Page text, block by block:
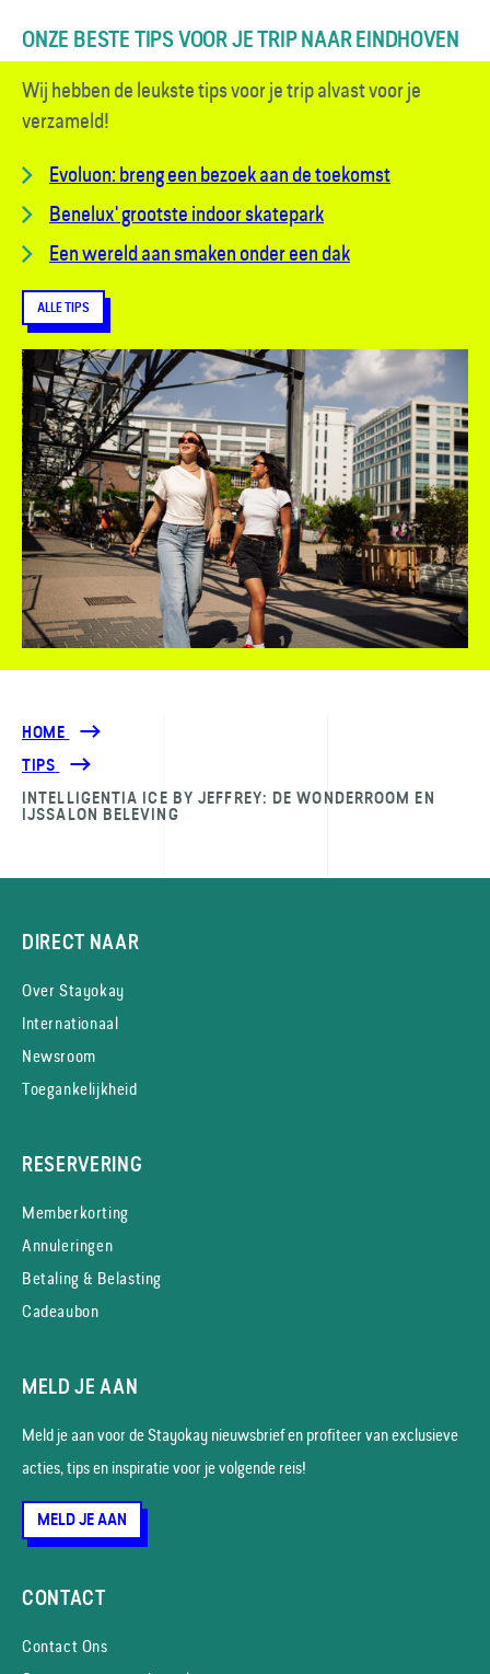
ONZE BESTE TIPS VOOR JE TRIP NAAR EINDHOVEN
Wij hebben de leukste tips voor je trip alvast voor je
verzameld!
Evoluon: breng een bezoek aan de toekomst
Benelux' grootste indoor skatepark
Een wereld aan smaken onder een dak
ALLE TIPS
HOME
TIPS
INTELLIGENTIA ICE BY JEFFREY: DE WONDERROOM EN
IJSSALON BELEVING
DIRECT NAAR
Over Stayokay
Internationaal
Newsroom
Toegankelijkheid
RESERVERING
Memberkorting
Annuleringen
Betaling & Belasting
Cadeaubon
MELD JE AAN
Meld je aan voor de Stayokay nieuws­brief en profiteer van exclusieve
acties, tips en inspiratie voor je volgende reis!
MELD JE AAN
CONTACT
Contact Ons